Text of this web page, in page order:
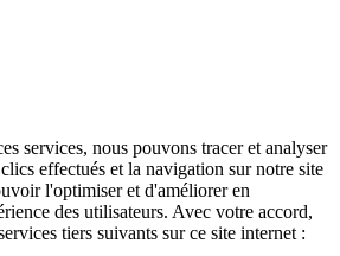
services, nous pouvons tracer et analyser
effectués et la navigation sur notre site
l'optimiser et d'améliorer en
des utilisateurs. Avec votre accord,
tiers suivants sur ce site internet :